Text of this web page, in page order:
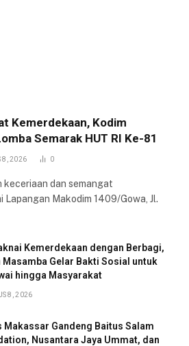
Kemerdekaan, Kodim
Semarak HUT RI Ke-81
8, 2026 0
keceriaan dan semangat
Lapangan Makodim 1409/Gowa, Jl.
Kemerdekaan dengan Berbagi,
Masamba Gelar Bakti Sosial untuk
hingga Masyarakat
8, 2026
Makassar Gandeng Baitus Salam
Nusantara Jaya Ummat, dan